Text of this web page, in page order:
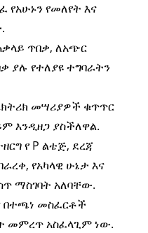
የአሁኑን የመለየት እና
ጥበቃ, ለአጭር
ያሉ የተለያዩ ተግባራትን
መሣሪያዎች ቁጥጥር
እንዲዘጋ ያስችለዋል.
የ P ልቴጅ, ደረጃ
የአካላዊ ሁኔታ እና
ማስገባት አለባቸው.
በተጫነ መስፈርቶች
መምረጥ አስፈላጊም ነው.